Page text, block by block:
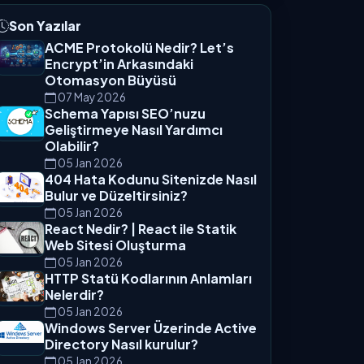
Son Yazılar
ACME Protokolü Nedir? Let’s
Encrypt’in Arkasındaki
Otomasyon Büyüsü
07 May 2026
Schema Yapısı SEO’nuzu
Geliştirmeye Nasıl Yardımcı
Olabilir?
05 Jan 2026
404 Hata Kodunu Sitenizde Nasıl
Bulur ve Düzeltirsiniz?
05 Jan 2026
React Nedir? | React ile Statik
Web Sitesi Oluşturma
05 Jan 2026
HTTP Statü Kodlarının Anlamları
Nelerdir?
05 Jan 2026
Windows Server Üzerinde Active
Directory Nasıl kurulur?